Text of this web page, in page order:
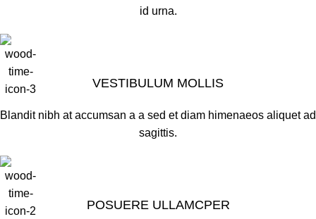
id urna.
VESTIBULUM MOLLIS
Blandit nibh at accumsan a a sed et diam himenaeos aliquet ad
sagittis.
POSUERE ULLAMCPER